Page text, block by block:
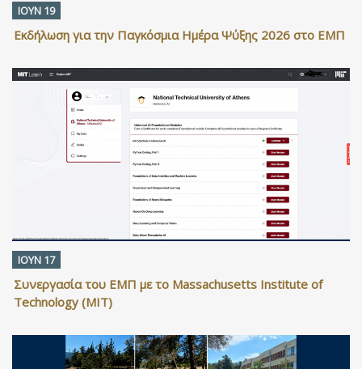
ΙΟΥΝ 19
Εκδήλωση για την Παγκόσμια Ημέρα Ψύξης 2026 στο ΕΜΠ
ΙΟΥΝ 17
Συνεργασία του ΕΜΠ με το Massachusetts Institute of
Technology (MIT)